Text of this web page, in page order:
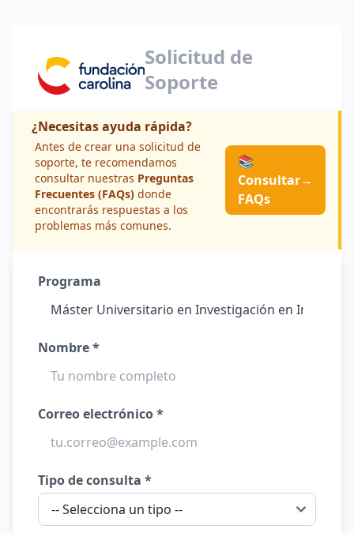
Solicitud de
Soporte
¿Necesitas ayuda rápida?
Antes de crear una solicitud de
soporte, te recomendamos
consultar nuestras Preguntas
Frecuentes (FAQs) donde
encontrarás respuestas a los
problemas más comunes.
📚
Consultar
FAQs
→
Programa
Nombre *
Correo electrónico *
Tipo de consulta *